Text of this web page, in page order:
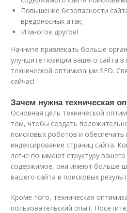
Повышение безопасности
вредоносных атак;
И многое другое!
Начните привлекать больше
улучшите позиции вашего сайта
технической оптимизации SEO.
сейчас!
Зачем нужна техническая
Основная цель технической
том, чтобы создать
поисковых роботов и
индексирование страниц сайта.
легче понимают структуру вашего
содержимое, они имеют больше
вашего сайта в поисковых
Кроме того, техническая
пользовательский опыт.